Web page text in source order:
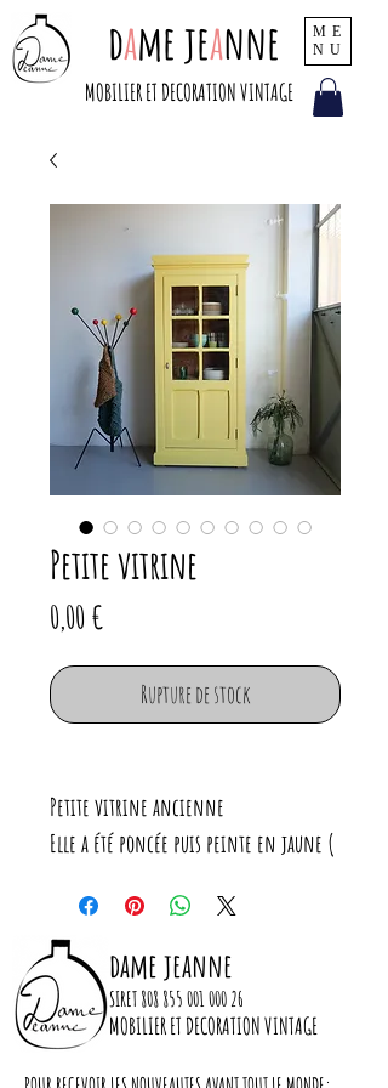
ME
NU
dame jeanne
MOBILIER ET DECORATION VINTAGE
Petite vitrine
0,00 €
Rupture de stock
Petite vitrine ancienne
Elle a été poncée puis peinte en jaune (
Serrure neuve
3 étagères
Dimensions :
dame jeanne
SIRET808 855 001 000 26
MOBILIER ET DECORATION VINTAGE